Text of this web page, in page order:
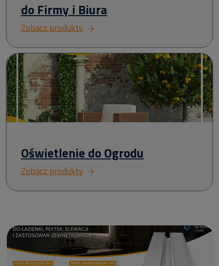
do Firmy i Biura
Zobacz produkty
Oświetlenie do Ogrodu
Zobacz produkty